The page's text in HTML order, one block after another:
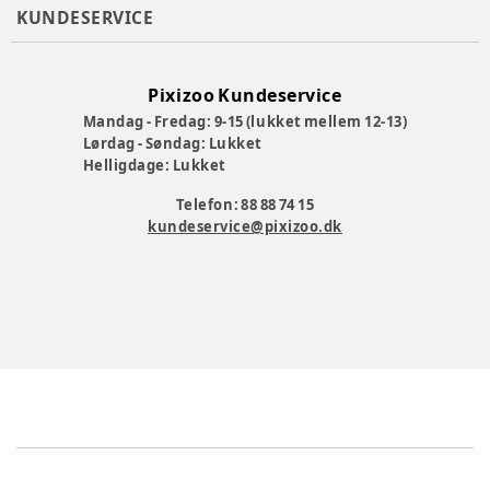
Produktionsland:BANGLADESH
KUNDESERVICE
Pixizoo Kundeservice
Mandag - Fredag: 9-15 (lukket mellem 12-13)
Lørdag - Søndag: Lukket
Helligdage: Lukket
Telefon: 88 88 74 15
kundeservice@pixizoo.dk